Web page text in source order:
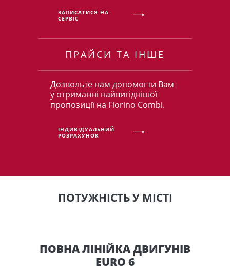
ЗАПИСАТИСЯ НА
СЕРВІС
ПРАЙСИ ТА ІНШЕ
Дозвольте нам допомогти Вам
у отриманні найвигіднішої
пропозиції на Fiorino Combi.
ІНДИВІДУАЛЬНИЙ
РОЗРАХУНОК
ПОТУЖНІСТЬ У МІСТІ
ПОВНА ЛІНІЙКА ДВИГУНІВ
EURO 6